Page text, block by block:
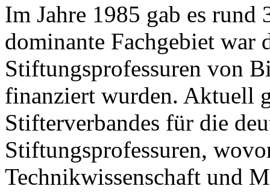
Im Jahre 1985 gab es rund
dominante Fachgebiet war
Stiftungsprofessuren von
finanziert wurden. Aktuell
Stifterverbandes für die
Stiftungsprofessuren,
Technikwissenschaft und